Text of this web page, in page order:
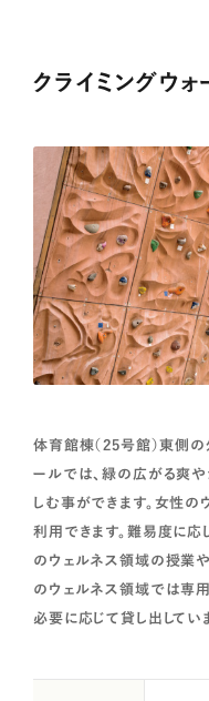
クライミングウォ
体育館棟（25号館）東側の
ールでは、緑の広がる爽
しむ事ができます。女性
利用できます。難易度に応
のウェルネス領域の授業
のウェルネス領域では専用
必要に応じて貸し出してい